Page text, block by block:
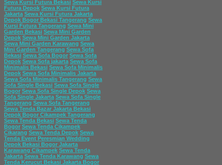
Sewa Kursi Futura Bekasi Sewa Kursi
Futura Depok Sewa Kursi Futura
Jakarta Sewa Kursi Futura Jakarta
Depok Bogor Bekasi Tangerang Sewa
Kursi Futura Tangerang Sewa Mini
Garden Bekasi Sewa Mini Garden
Depok Sewa Mini Garden Jakarta
Sewa Mini Garden Karawang Sewa
Mini Garden Tangerang Sewa Sofa
Bekasi Sewa Sofa Bogor Sewa Sofa
Depok Sewa Sofa jakarta Sewa Sofa
Minimalis Bekasi Sewa Sofa Minimalis
Depok Sewa Sofa Minimalis Jakarta
Sewa Sofa Minimalis Tangerang Sewa
Sofa Single Bekasi Sewa Sofa Single
Bogor Sewa Sofa Single Depok Sewa
Sofa Single Jakarta Sewa Sofa Single
Tangerang Sewa Sofa Tangerang
Sewa Tenda Bazar Jakarta Bekasi
Depok Bogor Cikampek Tangerang
Sewa Tenda Bekasi Sewa Tenda
Bogor Sewa Tenda Cikampek
Cikarang Sewa Tenda Depok Sewa
Tenda Event Peresmian Wedding
Depok Bekasi Bogor Jakarta
Karawang Cikampek Sewa Tenda
Jakarta Sewa Tenda Karawang Sewa
Tenda Kerucut Bekasi Jakarta Bogor